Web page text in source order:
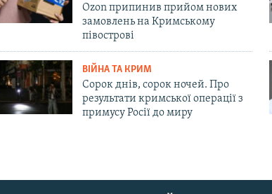
Ozon припинив прийом нових
замовлень на Кримському
півострові
ВІЙНА ТА КРИМ
Сорок днів, сорок ночей. Про
результати кримської операції з
примусу Росії до миру